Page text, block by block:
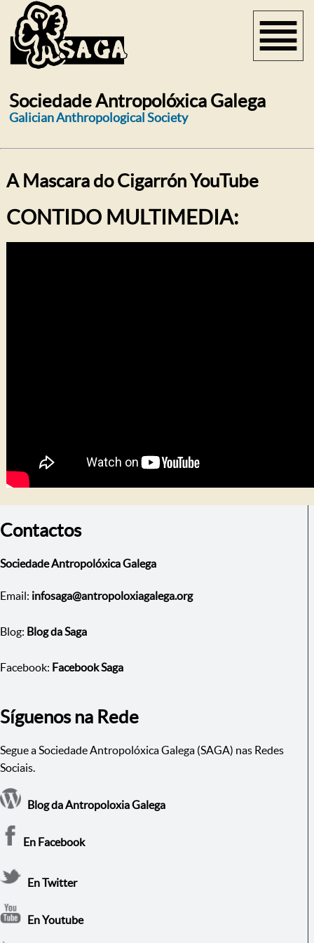
Sociedade Antropolóxica Galega
Galician Anthropological Society
A Mascara do Cigarrón YouTube
CONTIDO MULTIMEDIA:
Contactos
Sociedade Antropolóxica Galega
Email: infosaga@antropoloxiagalega.org
Blog: Blog da Saga
Facebook: Facebook Saga
Síguenos na Rede
Segue a Sociedade Antropolóxica Galega (SAGA) nas Redes
Sociais.
Blog da Antropoloxia Galega
En Facebook
En Twitter
En Youtube